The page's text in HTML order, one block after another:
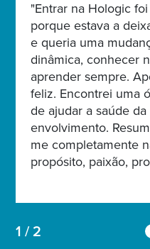
"Entrar na Hologic
porque estava a
e queria uma
dinâmica, conhecer
aprender sempre.
feliz. Encontrei uma
de ajudar a saúde
envolvimento.
me completamente
propósito, paixão,
1 / 2